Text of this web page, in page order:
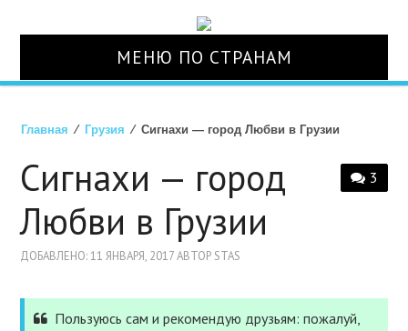
МЕНЮ ПО СТРАНАМ
ТУРЫ
АВИАБИЛЕТЫ
ОТЕЛИ
Главная ⁄ Грузия ⁄ Сигнахи — город Любви в Грузии
3
Сигнахи — город
Любви в Грузии
ДОБАВЛЕНО: 11 ЯНВАРЯ, 2017 АВТОР STAS
Пользуюсь сам и рекомендую друзьям: пожалуй,